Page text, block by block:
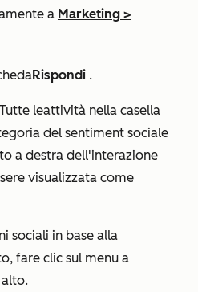
a Marketing >
Rispondi .
Tutte leattività nella casella
del sentiment sociale
a destra dell'interazione
visualizzata come
sociali in base alla
fare clic sul menu a
alto.